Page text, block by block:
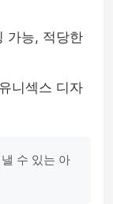
가능, 적당한
니섹스 디자
수 있는 아